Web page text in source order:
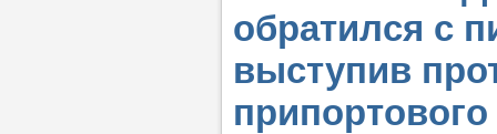
обратился с
выступив